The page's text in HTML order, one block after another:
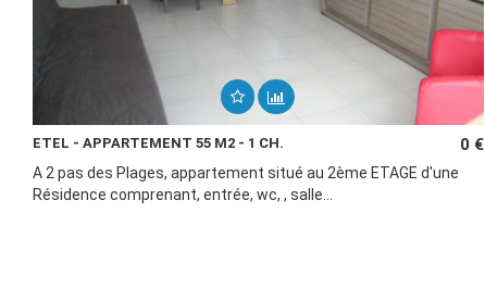
ETEL - APPARTEMENT 55 M2 - 1 CH. 0 €
A 2 pas des Plages, appartement situé au 2ème ETAGE d'une
Résidence comprenant, entrée, wc, , salle...